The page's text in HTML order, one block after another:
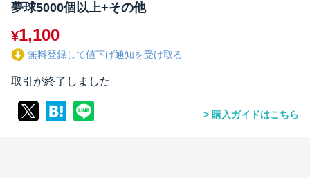
夢球5000個以上+その他
¥1,100
無料登録して値下げ通知を受け取る
取引が終了しました
購入ガイドはこちら